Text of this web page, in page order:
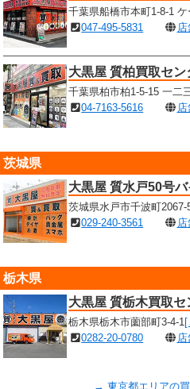
千葉県船橋市本町1-8-1
047-495-5831
大黒屋 質柏買取セン
千葉県柏市柏1-5-15 一二
04-7163-5616
茨城県
大黒屋 質水戸50号
茨城県水戸市千波町2067-
029-240-3561
栃木県
大黒屋 質栃木買取セ
栃木県栃木市薗部町3-4-1
0282-20-0780
→ 東京都エリアの